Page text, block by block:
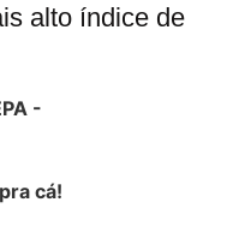
alto índice de